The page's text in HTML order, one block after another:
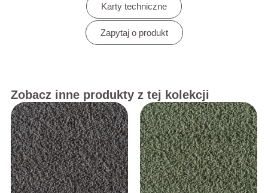
Karty techniczne
Zapytaj o produkt
Zobacz inne produkty z tej kolekcji